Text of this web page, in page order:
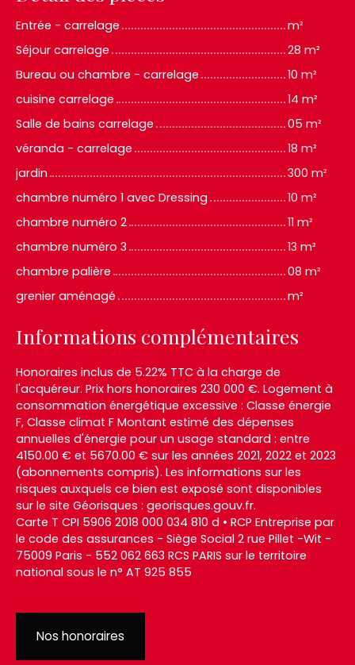
Entrée - carrelage
m²
Séjour carrelage
28 m²
Bureau ou chambre - carrelage
10 m²
cuisine carrelage
14 m²
Salle de bains carrelage
05 m²
véranda - carrelage
18 m²
jardin
300 m²
chambre numéro 1 avec Dressing
10 m²
chambre numéro 2
11 m²
chambre numéro 3
13 m²
chambre palière
08 m²
grenier aménagé
m²
Informations complémentaires
Honoraires inclus de 5.22% TTC à la charge de
l'acquéreur. Prix hors honoraires 230 000 €. Logement à
consommation énergétique excessive : Classe énergie
F, Classe climat F Montant estimé des dépenses
annuelles d'énergie pour un usage standard : entre
4150.00 € et 5670.00 € sur les années 2021, 2022 et 2023
(abonnements compris). Les informations sur les
risques auxquels ce bien est exposé sont disponibles
sur le site Géorisques : georisques.gouv.fr.
Carte T CPI 5906 2018 000 034 810 d • RCP Entreprise par
le code des assurances - Siège Social 2 rue Pillet -Wit -
75009 Paris - 552 062 663 RCS PARIS sur le territoire
national sous le n° AT 925 855
Nos honoraires